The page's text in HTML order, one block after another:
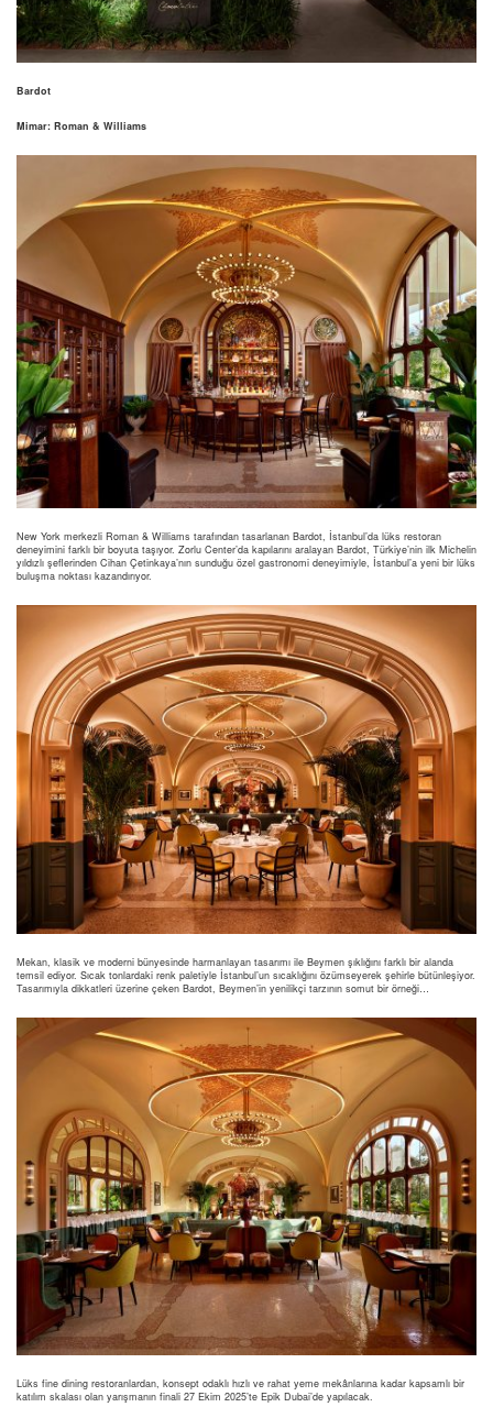
Bardot
Mimar: Roman & Williams
New York merkezli Roman & Williams tarafından tasarlanan Bardot, İstanbul’da lüks restoran
deneyimini farklı bir boyuta taşıyor. Zorlu Center’da kapılarını aralayan Bardot, Türkiye’nin ilk Michelin
yıldızlı şeflerinden Cihan Çetinkaya’nın sunduğu özel gastronomi deneyimiyle, İstanbul’a yeni bir lüks
buluşma noktası kazandırıyor.
Mekan, klasik ve moderni bünyesinde harmanlayan tasarımı ile Beymen şıklığını farklı bir alanda
temsil ediyor. Sıcak tonlardaki renk paletiyle İstanbul’un sıcaklığını özümseyerek şehirle bütünleşiyor.
Tasarımıyla dikkatleri üzerine çeken Bardot, Beymen’in yenilikçi tarzının somut bir örneği…
Lüks fine dining restoranlardan, konsept odaklı hızlı ve rahat yeme mekânlarına kadar kapsamlı bir
katılım skalası olan yarışmanın finali 27 Ekim 2025’te Epik Dubai’de yapılacak.